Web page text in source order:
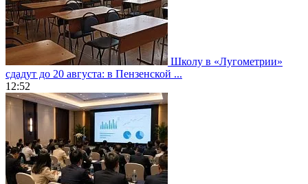
Школу в «Лугометрии»
сдадут до 20 августа: в Пензенской ...
12:52